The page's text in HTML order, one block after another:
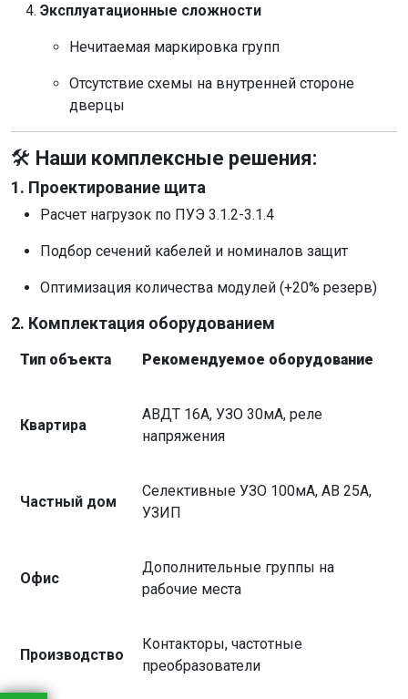
Эксплуатационные сложности
Нечитаемая маркировка групп
Отсутствие схемы на внутренней стороне
дверцы
🛠 Наши комплексные решения:
1. Проектирование щита
Расчет нагрузок по ПУЭ 3.1.2-3.1.4
Подбор сечений кабелей и номиналов защит
Оптимизация количества модулей (+20% резерв)
2. Комплектация оборудованием
Тип объекта Рекомендуемое оборудование
Квартира
АВДТ 16А, УЗО 30мА, реле
напряжения
Частный дом
Селективные УЗО 100мА, АВ 25А,
УЗИП
Офис
Дополнительные группы на
рабочие места
Производство
Контакторы, частотные
преобразователи